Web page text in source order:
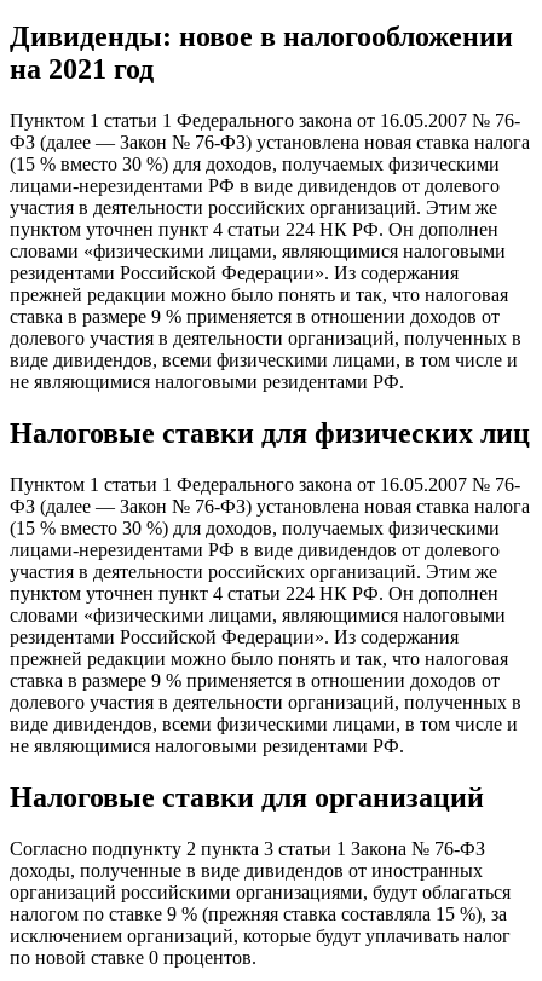
Дивиденды: новое в налогообложении
на 2021 год
Пунктом 1 статьи 1 Федерального закона от 16.05.2007 № 76-
ФЗ (далее — Закон № 76-ФЗ) установлена новая ставка налога
(15 % вместо 30 %) для доходов, получаемых физическими
лицами-нерезидентами РФ в виде дивидендов от долевого
участия в деятельности российских организаций. Этим же
пунктом уточнен пункт 4 статьи 224 НК РФ. Он дополнен
словами «физическими лицами, являющимися налоговыми
резидентами Российской Федерации». Из содержания
прежней редакции можно было понять и так, что налоговая
ставка в размере 9 % применяется в отношении доходов от
долевого участия в деятельности организаций, полученных в
виде дивидендов, всеми физическими лицами, в том числе и
не являющимися налоговыми резидентами РФ.
Налоговые ставки для физических лиц
Пунктом 1 статьи 1 Федерального закона от 16.05.2007 № 76-
ФЗ (далее — Закон № 76-ФЗ) установлена новая ставка налога
(15 % вместо 30 %) для доходов, получаемых физическими
лицами-нерезидентами РФ в виде дивидендов от долевого
участия в деятельности российских организаций. Этим же
пунктом уточнен пункт 4 статьи 224 НК РФ. Он дополнен
словами «физическими лицами, являющимися налоговыми
резидентами Российской Федерации». Из содержания
прежней редакции можно было понять и так, что налоговая
ставка в размере 9 % применяется в отношении доходов от
долевого участия в деятельности организаций, полученных в
виде дивидендов, всеми физическими лицами, в том числе и
не являющимися налоговыми резидентами РФ.
Налоговые ставки для организаций
Согласно подпункту 2 пункта 3 статьи 1 Закона № 76-ФЗ
доходы, полученные в виде дивидендов от иностранных
организаций российскими организациями, будут облагаться
налогом по ставке 9 % (прежняя ставка составляла 15 %), за
исключением организаций, которые будут уплачивать налог
по новой ставке 0 процентов.